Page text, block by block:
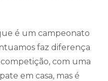
é um campeonato
faz diferença
com uma
em casa, mas é